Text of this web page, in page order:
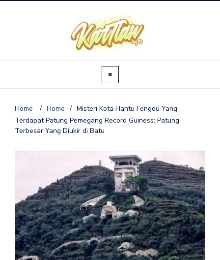
Home / Home / Misteri Kota Hantu Fengdu Yang
Terdapat Patung Pemegang Record Guiness: Patung
Terbesar Yang Diukir di Batu